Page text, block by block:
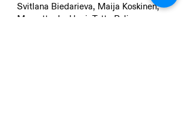
Svitlana Biedarieva, Maija Koskinen,
Maaretta Jaukkuri, Tutta Palin.